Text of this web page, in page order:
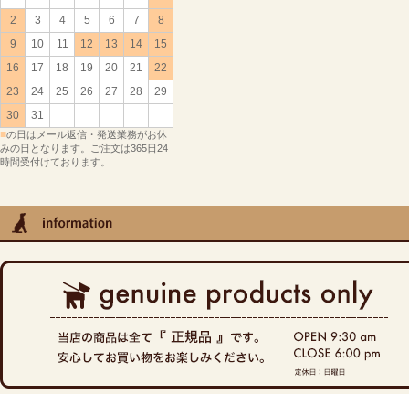
2
3 4 5 6 7
8
9
10 11 12 13 14
15
16
17 18 19 20 21
22
23
24 25 26 27 28
29
30
31
■の日はメール返信・発送業務がお休
みの日となります。ご注文は365日24
時間受付けております。